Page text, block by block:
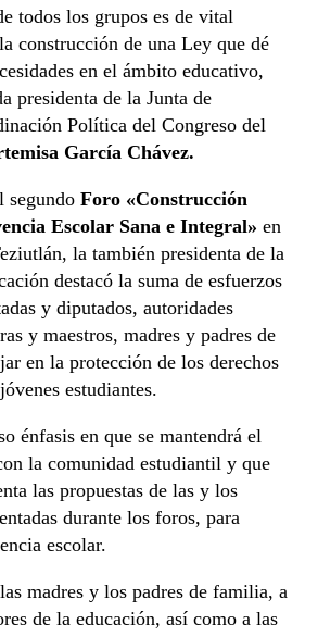
todos los grupos es de vital
construcción de una Ley que dé
en el ámbito educativo,
presidenta de la Junta de
Política del Congreso del
García Chávez.
segundo Foro «Construcción
Escolar Sana e Integral» en
la también presidenta de la
destacó la suma de esfuerzos
y diputados, autoridades
y maestros, madres y padres de
en la protección de los derechos
estudiantes.
énfasis en que se mantendrá el
la comunidad estudiantil y que
las propuestas de las y los
durante los foros, para
escolar.
madres y los padres de familia, a
de la educación, así como a las